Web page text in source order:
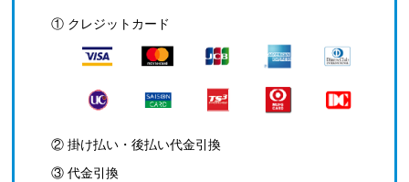
① クレジットカード
② 掛け払い・後払い代金引換
③ 代金引換